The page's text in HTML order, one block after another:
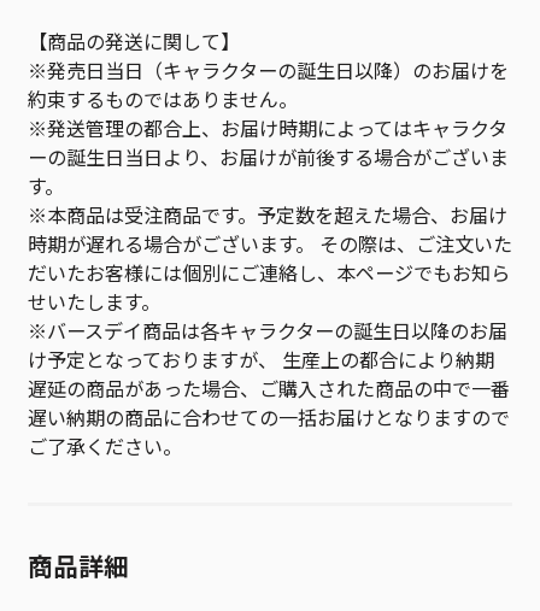
【商品の発送に関して】
※発売日当日（キャラクターの誕生日以降）のお届けを
約束するものではありません。
※発送管理の都合上、お届け時期によってはキャラクタ
ーの誕生日当日より、お届けが前後する場合がございま
す。
※本商品は受注商品です。予定数を超えた場合、お届け
時期が遅れる場合がございます。 その際は、ご注文いた
だいたお客様には個別にご連絡し、本ページでもお知ら
せいたします。
※バースデイ商品は各キャラクターの誕生日以降のお届
け予定となっておりますが、 生産上の都合により納期
遅延の商品があった場合、ご購入された商品の中で一番
遅い納期の商品に合わせての一括お届けとなりますので
ご了承ください。
商品詳細